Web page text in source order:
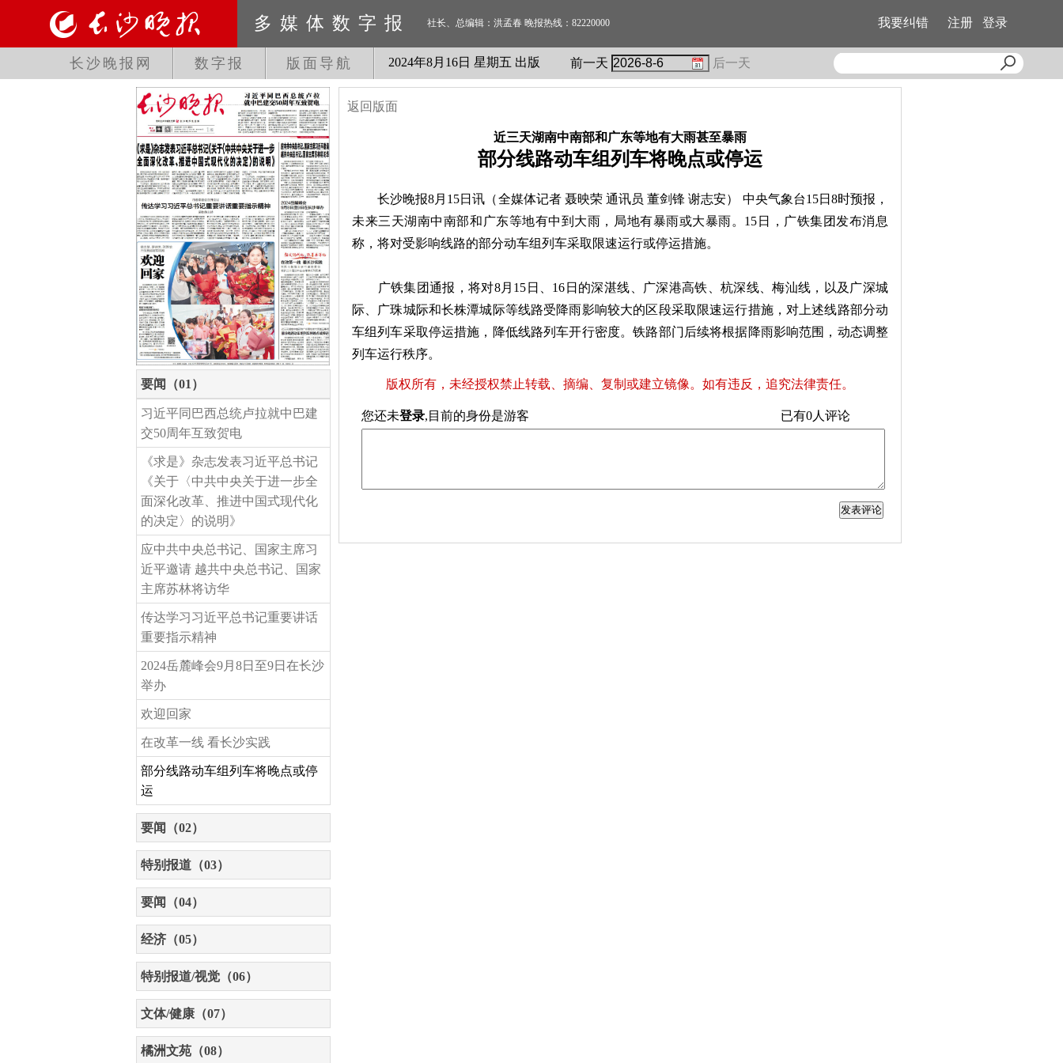
多媒体数字报 社长、总编辑：洪孟春 晚报热线：82220000 我要纠错 注册 登录
长沙晚报网 数字报 版面导航 2024年8月 16日 星期五 出版 前一天 后一天
要闻（01）
习近平同巴西总统卢拉就中巴建
交50周年互致贺电
《求是》杂志发表习近平总书记
《关于〈中共中央关于进一步全
面深化改革、推进中国式现代化
的决定〉的说明》
应中共中央总书记、国家主席习
近平邀请 越共中央总书记、国家
主席苏林将访华
传达学习习近平总书记重要讲话
重要指示精神
2024岳麓峰会9月8日至9日在长沙
举办
欢迎回家
在改革一线 看长沙实践
部分线路动车组列车将晚点或停
运
要闻（02）
特别报道（03）
要闻（04）
经济（05）
特别报道/视觉（06）
文体/健康（07）
橘洲文苑（08）
返回版面
近三天湖南中南部和广东等地有大雨甚至暴雨
部分线路动车组列车将晚点或停运
长沙晚报8月15日讯（全媒体记者 聂映荣 通讯员 董剑锋 谢志安） 中央气象台15日8时预报，
未来三天湖南中南部和广东等地有中到大雨，局地有暴雨或大暴雨。15日，广铁集团发布消息
称，将对受影响线路的部分动车组列车采取限速运行或停运措施。
广铁集团通报，将对8月15日、16日的深湛线、广深港高铁、杭深线、梅汕线，以及广深城
际、广珠城际和长株潭城际等线路受降雨影响较大的区段采取限速运行措施，对上述线路部分动
车组列车采取停运措施，降低线路列车开行密度。铁路部门后续将根据降雨影响范围，动态调整
列车运行秩序。
版权所有，未经授权禁止转载、摘编、复制或建立镜像。如有违反，追究法律责任。
您还未登录,目前的身份是游客 已有0人评论